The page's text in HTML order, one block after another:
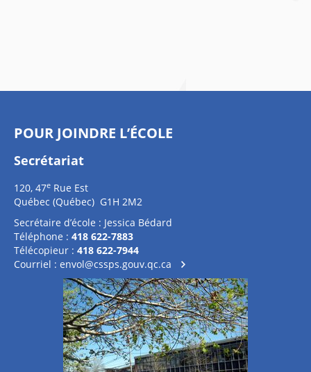
POUR JOINDRE L’ÉCOLE
Secrétariat
120, 47e Rue Est
Québec (Québec) G1H 2M2
Secrétaire d’école : Jessica Bédard
Téléphone : 418 622-7883
Télécopieur : 418 622-7944
Courriel : envol@cssps.gouv.qc.ca